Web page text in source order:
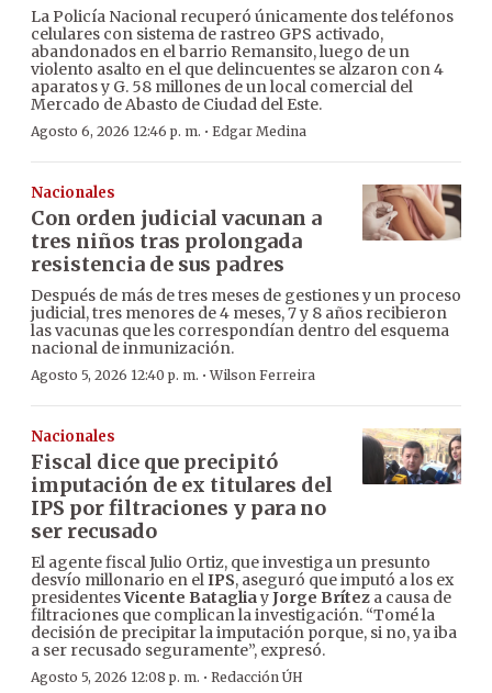
La Policía Nacional recuperó únicamente dos teléfonos
celulares con sistema de rastreo GPS activado,
abandonados en el barrio Remansito, luego de un
violento asalto en el que delincuentes se alzaron con 4
aparatos y G. 58 millones de un local comercial del
Mercado de Abasto de Ciudad del Este.
Agosto 6, 2026 12:46 p. m. · Edgar Medina
Nacionales
Con orden judicial vacunan a
tres niños tras prolongada
resistencia de sus padres
Después de más de tres meses de gestiones y un proceso
judicial, tres menores de 4 meses, 7 y 8 años recibieron
las vacunas que les correspondían dentro del esquema
nacional de inmunización.
Agosto 5, 2026 12:40 p. m. ·Wilson Ferreira
Nacionales
Fiscal dice que precipitó
imputación de ex titulares del
IPS por filtraciones y para no
ser recusado
El agente fiscal Julio Ortiz, que investiga un presunto
desvío millonario en elIPS, aseguró que imputó a los ex
presidentesVicente BatagliayJorge Brítez a causa de
filtraciones que complican la investigación. “Tomé la
decisión de precipitar la imputación porque, si no, ya iba
a ser recusado seguramente”, expresó.
Agosto 5, 2026 12:08 p. m. · Redacción ÚH